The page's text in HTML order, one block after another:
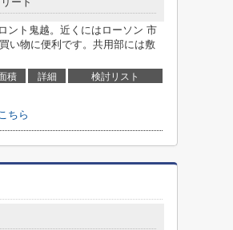
ント鬼越。近くにはローソン 市
い物に便利です。共用部には敷
積 詳細 検討リスト
ちら